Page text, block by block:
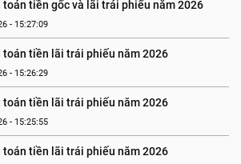
toán tiền gốc và lãi trái phiếu năm 2026
- 15:27:09
toán tiền lãi trái phiếu năm 2026
- 15:26:29
toán tiền lãi trái phiếu năm 2026
- 15:25:55
toán tiền lãi trái phiếu năm 2026